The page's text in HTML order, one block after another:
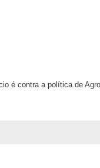
é contra a política de